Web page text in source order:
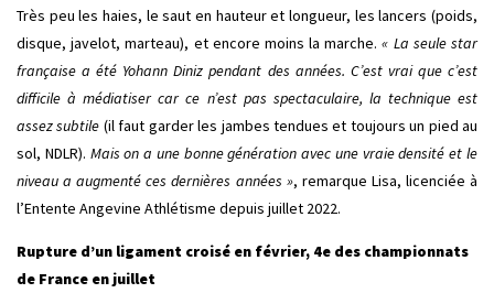
Très peu les haies, le saut en hauteur et longueur, les lancers (poids,
disque, javelot, marteau), et encore moins la marche.« La seule star
française a été Yohann Diniz pendant des années. C’est vrai que c’est
difficile à médiatiser car ce n’est pas spectaculaire, la technique est
assez subtile (il faut garder les jambes tendues et toujours un pied au
sol, NDLR). Mais on a une bonne génération avec une vraie densité et le
niveau a augmenté ces dernières années », remarque Lisa, licenciée à
l’Entente Angevine Athlétisme depuis juillet 2022.
Rupture d’un ligament croisé en février, 4e des championnats
de France en juillet